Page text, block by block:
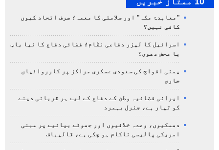
"معاہدۂ مکہ" اور سلامتی کا معمہ؛ صرف اتحاد کیوں
کافی نہیں؟
اسرائیل کا لیزر دفاعی نظام؛ فضائی دفاع کا نیا باب
یا محض دعوی؟
یمنی افواج کی سعودی عسکری مراکز پر کارروائیاں
جاری
ایرانی فضائیہ وطن کے دفاع کے لیے ہر قربانی دینے
کو تیار ہے، جنرل بہمرد
دھمکیوں، وعدہ خلافیوں اور جھوٹے بیانیے پر مبنی
امریکی پالیسی ناکام ہو چکی ہے، قالیباف